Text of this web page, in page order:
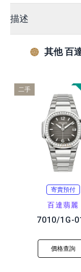
描述
其他 百
二手
寄賣預付
百達翡麗
7010/1G-
價格查詢